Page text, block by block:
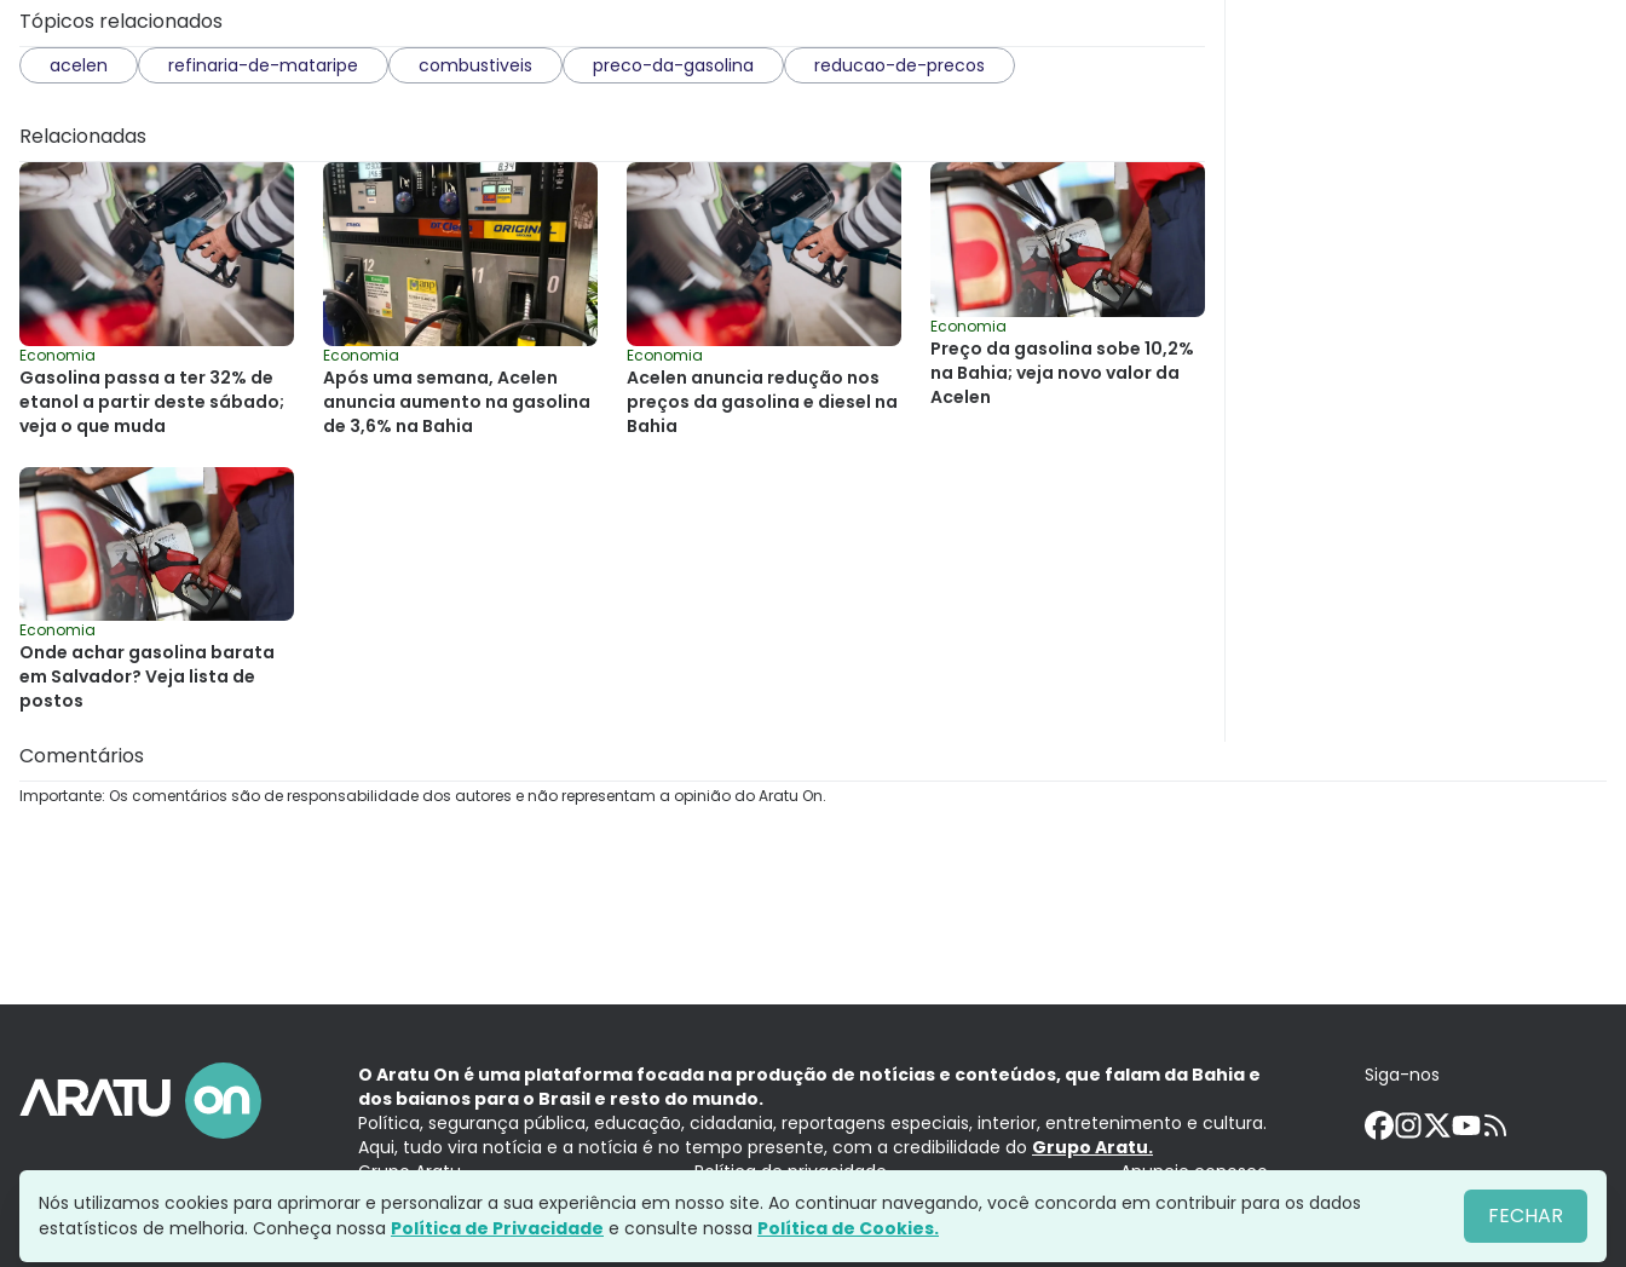
Tópicos relacionados
acelen refinaria-de-mataripe combustiveis preco-da-gasolina reducao-de-precos
Relacionadas
Economia
Gasolina passa a ter 32% de
etanol a partir deste sábado;
veja o que muda
Economia
Após uma semana, Acelen
anuncia aumento na gasolina
de 3,6% na Bahia
Economia
Acelen anuncia redução nos
preços da gasolina e diesel na
Bahia
Economia
Preço da gasolina sobe 10,2%
na Bahia; veja novo valor da
Acelen
Economia
Onde achar gasolina barata
em Salvador? Veja lista de
postos
Comentários
Importante: Os comentários são de responsabilidade dos autores e não representam a opinião do Aratu On.
O Aratu On é uma plataforma focada na produção de notícias e conteúdos, que falam da Bahia e
dos baianos para o Brasil e resto do mundo.
Política, segurança pública, educação, cidadania, reportagens especiais, interior, entretenimento e cultura.
Aqui, tudo vira notícia e a notícia é no tempo presente, com a credibilidade do Grupo Aratu.
Grupo Aratu
Política de privacidade Anuncie conosco
Siga-nos
Nós utilizamos cookies para aprimorar e personalizar a sua experiência em nosso site. Ao continuar navegando, você concorda em contribuir para os dados
estatísticos de melhoria. Conheça nossa Política de Privacidade e consulte nossa Política de Cookies. FECHAR